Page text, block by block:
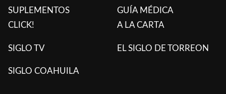
SUPLEMENTOS
CLICK!
GUÍA MÉDICA
A LA CARTA
SIGLO TV EL SIGLO DE TORREON
SIGLO COAHUILA